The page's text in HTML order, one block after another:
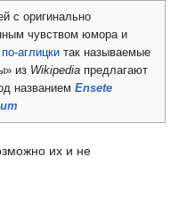
с оригинально
чувством юмора и
по-аглицки так называемые
из Wikipedia предлагают
названием Ensete
их и не